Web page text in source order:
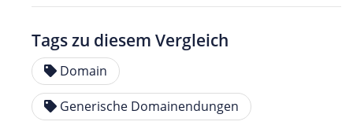
Tags zu diesem Vergleich
Domain
Generische Domainendungen